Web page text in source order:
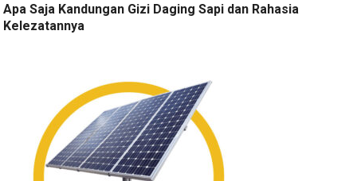
Apa Saja Kandungan Gizi Daging Sapi dan Rahasia
Kelezatannya